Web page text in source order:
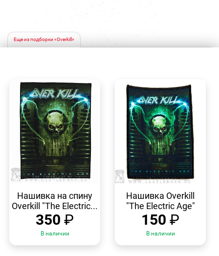
Еще из подборки «Overkill»
Нашивка на спину
Overkill "The Electric...
350 ₽
В наличии
ПРОСМОТР
Нашивка Overkill
"The Electric Age"
150 ₽
В наличии